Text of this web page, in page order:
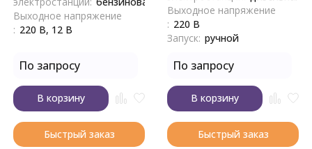
Выходное напряжение
: 220 В, 12 В
По запросу
В корзину
Быстрый заказ
Выходное напряжение
: 220 В
Запуск: ручной
По запросу
В корзину
Быстрый заказ